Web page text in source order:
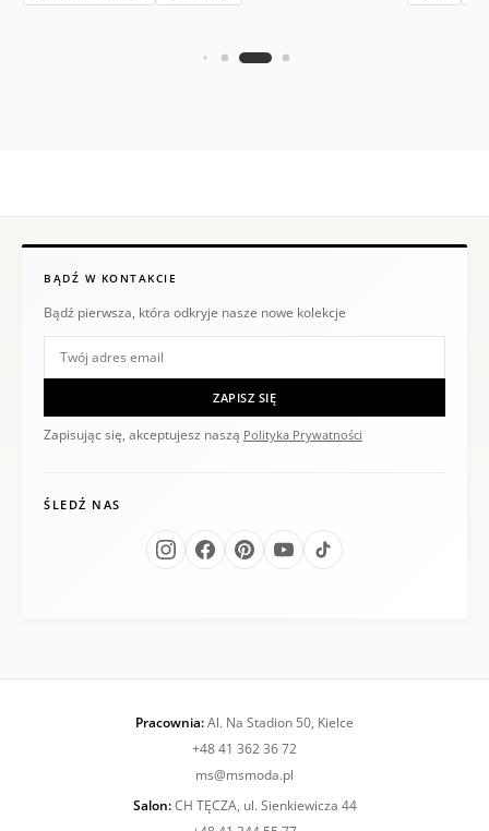
BĄDŹ W KONTAKCIE
Bądź pierwsza, która odkryje nasze nowe kolekcje
ZAPISZ SIĘ
Zapisując się, akceptujesz naszą Polityka Prywatności
ŚLEDŹ NAS
Pracownia:Al. Na Stadion 50, Kielce
+48 41 362 36 72
ms@msmoda.pl
Salon:CH TĘCZA, ul. Sienkiewicza 44